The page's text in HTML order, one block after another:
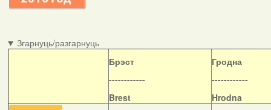
Згарнуць/разгарнуць
Брэст
------------
Brest
Гродна
------------
Hrodna